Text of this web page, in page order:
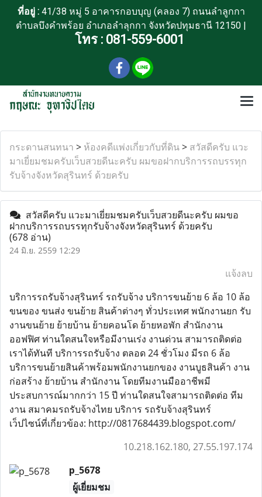
ที่อยู่ :41/38 หมู่ 5 อาคารกอบบุญ (คลอง 7) ถนนลำลูกกา
ตำบลบึงคำพร้อย อำเภอลำลุกกา จังหวัดปทุมธานี 12150 |
โทร : 081-559-6001
กระดานสนทนา > ห้องคดีแพ่งเกี่ยวกับที่ดิน> สวัสดีครับ แวะ
มาเยี่ยมชมครับเว็บสวยดีนะครับ ผมขอฝากบริการรถบรรทุก
รับจ้างจังหวัดสุรินทร์ ด้วยครับ
สวัสดีครับ แวะมาเยี่ยมชมครับเว็บสวยดีนะครับ ผมขอ
ฝากบริการรถบรรทุกรับจ้างจังหวัดสุรินทร์ ด้วยครับ
(678 อ่าน)
24 มิ.ย. 2559 12:29
แจ้งลบ
บริการรถรับจ้างสุรินทร์ รถรับจ้าง บริการขนย้าย 6 ล้อ 10 ล้อ
ขนของ ขนส่ง ขนย้าย สินค้าต่างๆ ทั่วประเทศ พนักงานยก รับ
งานขนย้าย ย้ายบ้าน ย้ายคอนโด ย้ายหอพัก สำนักงาน
ออฟฟิศ ท่านใดสนใจหรือมีงานเร่ง งานด่วน สามารถติดต่อ
เราได้ทันที บริการรถรับจ้าง ตลอด 24 ชั่วโมง มีรถ 6 ล้อ
บริการขนย้ายสินค้าพร้อมพนักงานยกของ งานบูธสินค้า งาน
ก่อสร้าง ย้ายบ้าน สำนักงาน โดยทีมงานมืออาชีพมี
ประสบการณ์มากกว่า 15 ปี ท่านใดสนใจสามารถติดต่อ ทีม
งาน สมาคมรถรับจ้างไทย บริการ รถรับจ้างสุรินทร์
เว็ปไซน์ที่เกี่ยวข้อง: http://0817684439.blogspot.com/
10.218.162.180, 27.55.197.174
p_5678
ผู้เยี่ยมชม